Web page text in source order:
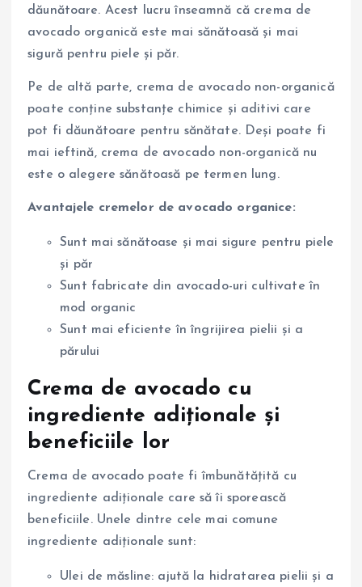
dăunătoare. Acest lucru înseamnă că crema de
avocado organică este mai sănătoasă și mai
sigură pentru piele și păr.
Pe de altă parte, crema de avocado non-organică
poate conține substanțe chimice și aditivi care
pot fi dăunătoare pentru sănătate. Deși poate fi
mai ieftină, crema de avocado non-organică nu
este o alegere sănătoasă pe termen lung.
Avantajele cremelor de avocado organice:
Sunt mai sănătoase și mai sigure pentru piele
și păr
Sunt fabricate din avocado-uri cultivate în
mod organic
Sunt mai eficiente în îngrijirea pielii și a
părului
Crema de avocado cu
ingrediente adiționale și
beneficiile lor
Crema de avocado poate fi îmbunătățită cu
ingrediente adiționale care să îi sporească
beneficiile. Unele dintre cele mai comune
ingrediente adiționale sunt:
Ulei de măsline: ajută la hidratarea pielii și a